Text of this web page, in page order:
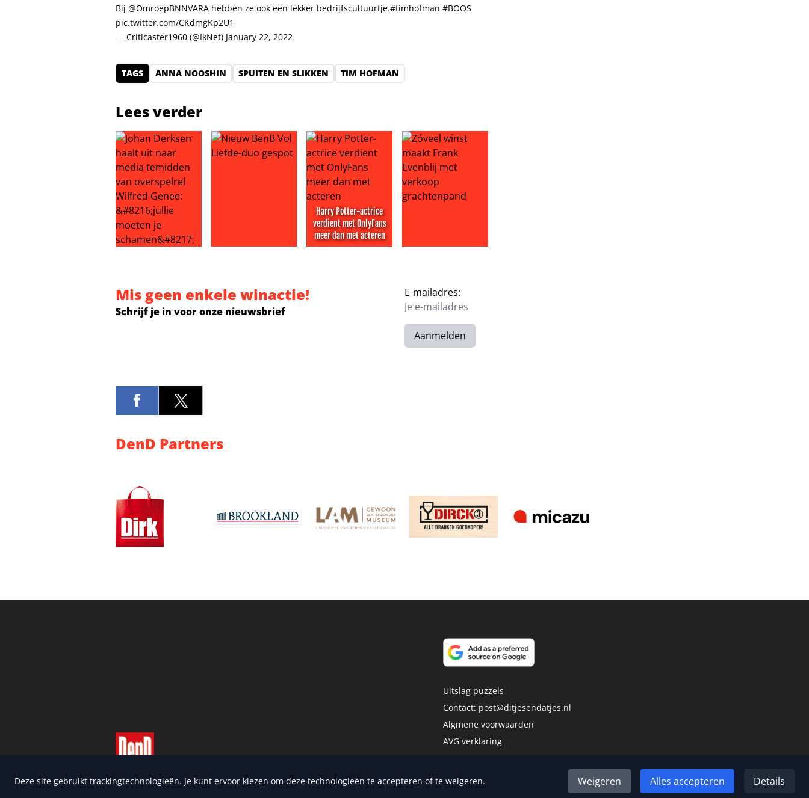
Bij @OmroepBNNVARA hebben ze ook een lekker bedrijfscultuurtje.#timhofman #BOOS
pic.twitter.com/CKdmgKp2U1
— Criticaster1960 (@IkNet) January 22, 2022
TAGS ANNA NOOSHIN SPUITEN EN SLIKKEN TIM HOFMAN
Lees verder
Harry Potter-actrice
verdient met OnlyFans
meer dan met acteren
Mis geen enkele winactie!
Schrijf je in voor onze nieuwsbrief
E-mailadres:
Aanmelden
DenD Partners
Uitslag puzzels
Contact: post@ditjesendatjes.nl
Algmene voorwaarden
AVG verklaring
Deze site gebruikt trackingtechnologieën. Je kunt ervoor kiezen om deze technologieën te accepteren of te weigeren.
Weigeren Alles accepteren Details